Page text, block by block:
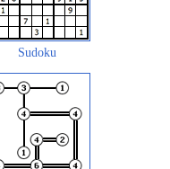
Sudoku